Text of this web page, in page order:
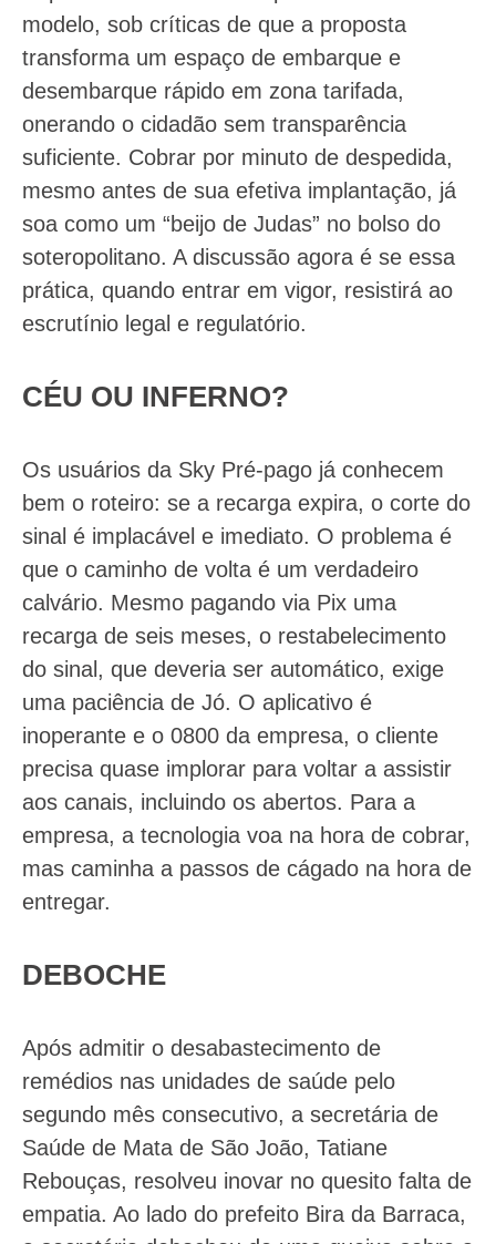
modelo, sob críticas de que a proposta
transforma um espaço de embarque e
desembarque rápido em zona tarifada,
onerando o cidadão sem transparência
suficiente. Cobrar por minuto de despedida,
mesmo antes de sua efetiva implantação, já
soa como um “beijo de Judas” no bolso do
soteropolitano. A discussão agora é se essa
prática, quando entrar em vigor, resistirá ao
escrutínio legal e regulatório.
CÉU OU INFERNO?
Os usuários da Sky Pré-pago já conhecem
bem o roteiro: se a recarga expira, o corte do
sinal é implacável e imediato. O problema é
que o caminho de volta é um verdadeiro
calvário. Mesmo pagando via Pix uma
recarga de seis meses, o restabelecimento
do sinal, que deveria ser automático, exige
uma paciência de Jó. O aplicativo é
inoperante e o 0800 da empresa, o cliente
precisa quase implorar para voltar a assistir
aos canais, incluindo os abertos. Para a
empresa, a tecnologia voa na hora de cobrar,
mas caminha a passos de cágado na hora de
entregar.
DEBOCHE
Após admitir o desabastecimento de
remédios nas unidades de saúde pelo
segundo mês consecutivo, a secretária de
Saúde de Mata de São João, Tatiane
Rebouças, resolveu inovar no quesito falta de
empatia. Ao lado do prefeito Bira da Barraca,